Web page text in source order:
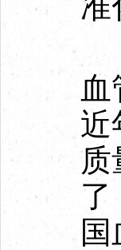
近
质
了